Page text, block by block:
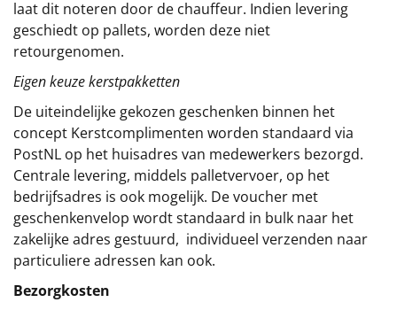
laat dit noteren door de chauffeur. Indien levering
geschiedt op pallets, worden deze niet
retourgenomen.
Eigen keuze kerstpakketten
De uiteindelijke gekozen geschenken binnen het
concept Kerstcomplimenten worden standaard via
PostNL op het huisadres van medewerkers bezorgd.
Centrale levering, middels palletvervoer, op het
bedrijfsadres is ook mogelijk. De voucher met
geschenkenvelop wordt standaard in bulk naar het
zakelijke adres gestuurd, individueel verzenden naar
particuliere adressen kan ook.
Bezorgkosten